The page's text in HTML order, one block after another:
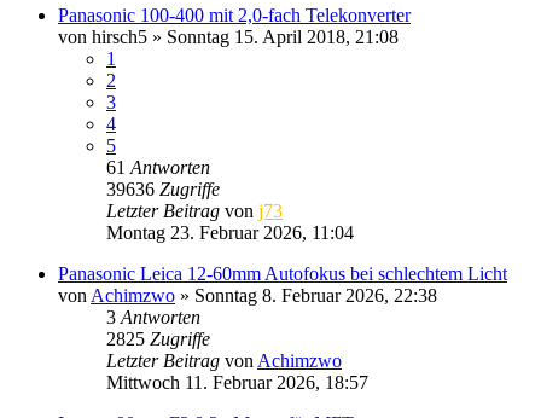
Panasonic 100-400 mit 2,0-fach Telekonverter
von hirsch5 » Sonntag 15. April 2018, 21:08
1
2
3
4
5
61 Antworten
39636 Zugriffe
Letzter Beitrag von j73
Montag 23. Februar 2026, 11:04
Panasonic Leica 12-60mm Autofokus bei schlechtem Licht
von Achimzwo » Sonntag 8. Februar 2026, 22:38
3 Antworten
2825 Zugriffe
Letzter Beitrag von Achimzwo
Mittwoch 11. Februar 2026, 18:57